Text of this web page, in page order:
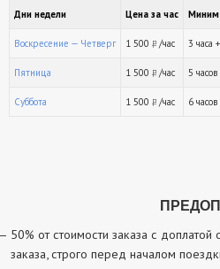
Дни недели Цена за час
Воскресение — Четверг 1 500 руб.
/час 3 часа
Пятница 1 500 руб.
/час 5
Суббота 1 500 руб.
/час 6
50% от стоимости заказа с
заказа, строго перед началом